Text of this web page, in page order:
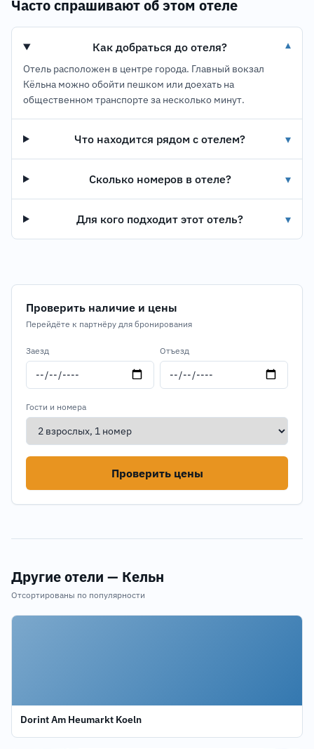
Часто спрашивают об этом отеле
Как добраться до отеля? ▾
Отель расположен в центре города. Главный вокзал
Кёльна можно обойти пешком или доехать на
общественном транспорте за несколько минут.
Что находится рядом с отелем? ▾
Сколько номеров в отеле? ▾
Для кого подходит этот отель? ▾
Проверить наличие и цены
Перейдёте к партнёру для бронирования
Заезд Отъезд
Гости и номера
Проверить цены
Другие отели — Кельн
Отсортированы по популярности
Dorint Am Heumarkt Koeln